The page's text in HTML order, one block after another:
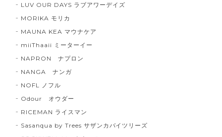
LUV OUR DAYS ラブアワーデイズ
MORIKA モリカ
MAUNA KEA マウナケア
miiThaaii ミーターイー
NAPRON ナプロン
NANGA ナンガ
NOFL ノフル
Odour オウダー
RICEMAN ライスマン
Sasanqua by Trees サザンカバイツリーズ